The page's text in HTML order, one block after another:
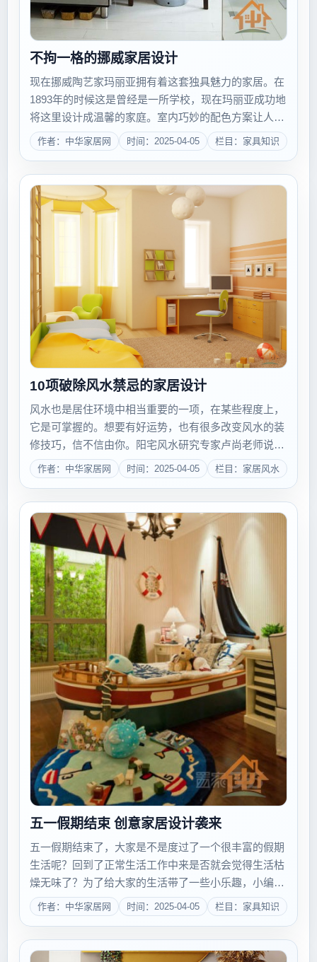
不拘一格的挪威家居设计
现在挪威陶艺家玛丽亚拥有着这套独具魅力的家居。在
1893年的时候这是曾经是一所学校，现在玛丽亚成功地
将这里设计成温馨的家庭。室内巧妙的配色方案让人特
别地非常，不拘一格的家具家饰相互搭配，创造出了挪
威式的复古混搭风格。...
作者：中华家居网 时间：2025-04-05 栏目：家具知识
10项破除风水禁忌的家居设计
风水也是居住环境中相当重要的一项，在某些程度上，
它是可掌握的。想要有好运势，也有很多改变风水的装
修技巧，信不信由你。阳宅风水研究专家卢尚老师说：
&quot;风水好，是让你居住的环境加分；而风水不好，
只是减分而已。并不是光凭风水一项因素，就会全然改
作者：中华家居网 时间：2025-04-05 栏目：家居风水
五一假期结束 创意家居设计袭来
五一假期结束了，大家是不是度过了一个很丰富的假期
生活呢？回到了正常生活工作中来是否就会觉得生活枯
燥无味了？为了给大家的生活带了一些小乐趣，小编可
是煞费苦心，终于搜罗了一些很有趣的家居设计，希望
能为你平淡无奇的生活增添一些小味道哦。 有木有
作者：中华家居网 时间：2025-04-05 栏目：家具知识